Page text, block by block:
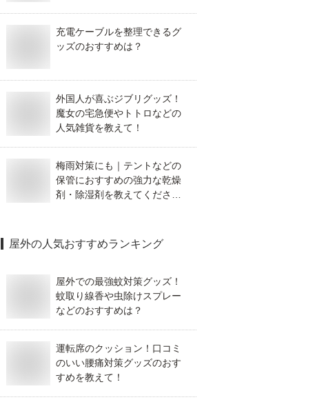
充電ケーブルを整理できるグ
ッズのおすすめは？
外国人が喜ぶジブリグッズ！
魔女の宅急便やトトロなどの
人気雑貨を教えて！
梅雨対策にも｜テントなどの
保管におすすめの強力な乾燥
剤・除湿剤を教えてくださ
屋外の人気おすすめランキング
屋外での最強蚊対策グッズ！
蚊取り線香や虫除けスプレー
などのおすすめは？
運転席のクッション！口コミ
のいい腰痛対策グッズのおす
すめを教えて！